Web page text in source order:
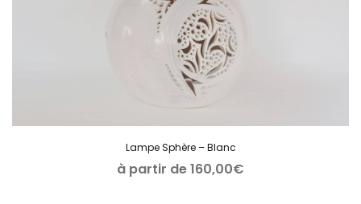
Lampe Sphère – Blanc
à partir de160,00€